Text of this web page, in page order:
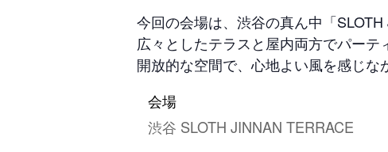
今回の会場は、渋谷の真ん中「SLOTH
広々としたテラスと屋内両方でパーテ
開放的な空間で、心地よい風を感じな
会場
渋谷 SLOTH JINNAN TERRACE